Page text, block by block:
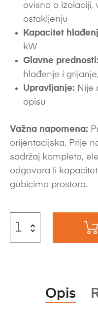
ovisno o izolaciji,
ostakljenju
Kapacitet
kW
Glavne prednosti:
hlađenje i
Upravljanje: Nije
opisu
Važna napomena:
orijentacijska. Prije
sadržaj kompleta,
odgovara li
gubicima prostora.
Opis